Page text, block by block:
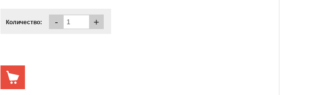
Количество: - +